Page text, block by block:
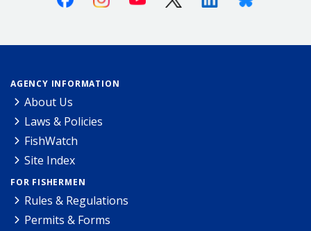
AGENCY INFORMATION
About Us
Laws & Policies
FishWatch
Site Index
FOR FISHERMEN
Rules & Regulations
Permits & Forms